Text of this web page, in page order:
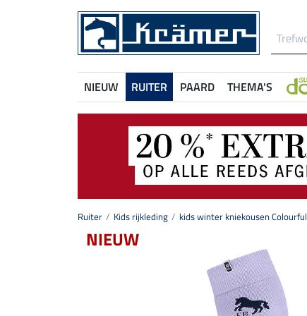
NIEUW RUITER PAARD THEMA'S
Ruiter Kids rijkleding kids winter kniekousen Colourful
NIEUW